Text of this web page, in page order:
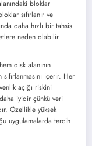
bloklar
sıfırlanır ve
daha hızlı bir tahsis
neden olabilir
disk alanının
içerir. Her
açığı riskini
iyidir çünkü veri
Özellikle yüksek
uygulamalarda tercih